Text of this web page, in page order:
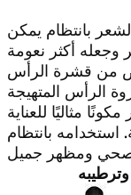
بانتظام يمكن
أكثر نعومة
من قشرة الرأس
مثاليًا للعناية
استخدامه بانتظام